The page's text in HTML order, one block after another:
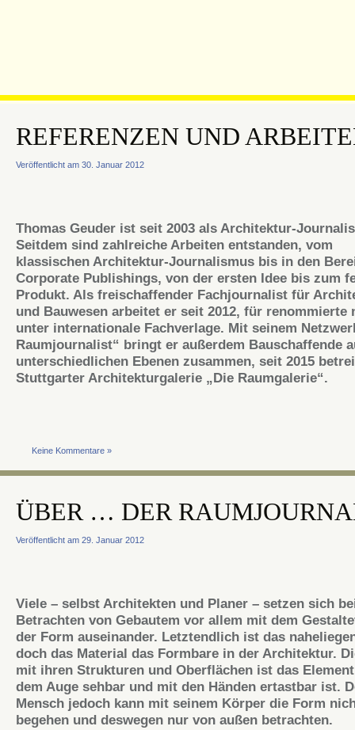
REFERENZEN UND
Veröffentlicht am 30. Januar 2012
Thomas Geuder ist seit 2003 als Architektur-
Seitdem sind zahlreiche Arbeiten entstanden, vom
klassischen Architektur-Journalismus bis in den
Corporate Publishings, von der ersten Idee bis zum
Produkt. Als freischaffender Fachjournalist für
und Bauwesen arbeitet er seit 2012, für renommierte
unter internationale Fachverlage. Mit seinem
Raumjournalist“ bringt er außerdem Bauschaffende
unterschiedlichen Ebenen zusammen, seit 2015
Stuttgarter Architekturgalerie „Die Raumgalerie“.
Keine Kommentare »
ÜBER … DER
Veröffentlicht am 29. Januar 2012
Viele – selbst Architekten und Planer – setzen sich
Betrachten von Gebautem vor allem mit dem
der Form auseinander. Letztendlich ist das
doch das Material das Formbare in der Architektur.
mit ihren Strukturen und Oberflächen ist das
dem Auge sehbar und mit den Händen ertastbar ist.
Mensch jedoch kann mit seinem Körper die Form
begehen und deswegen nur von außen betrachten.